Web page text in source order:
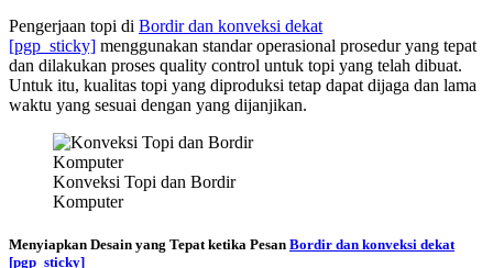
Pengerjaan topi di Bordir dan konveksi dekat
[pgp_sticky] menggunakan standar operasional prosedur yang tepat
dan dilakukan proses quality control untuk topi yang telah dibuat.
Untuk itu, kualitas topi yang diproduksi tetap dapat dijaga dan lama
waktu yang sesuai dengan yang dijanjikan.
Konveksi Topi dan Bordir
Komputer
Menyiapkan Desain yang Tepat ketika Pesan Bordir dan konveksi dekat
[pgp_sticky]